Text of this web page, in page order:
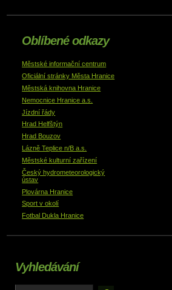
Oblíbené odkazy
Městské informační centrum
Oficiální stránky Města Hranice
Městská knihovna Hranice
Nemocnice Hranice a.s.
Jízdní řády
Hrad Helfštýn
Hrad Bouzov
Lázně Teplice n/B a.s.
Městské kulturní zařízení
Český hydrometeorologický
ústav
Plovárna Hranice
Sport v okolí
Fotbal Dukla Hranice
Vyhledávání